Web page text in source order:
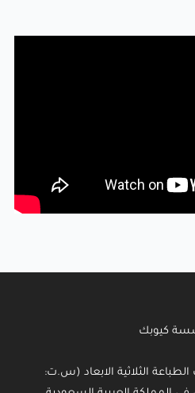
الثلاثية الابعاد (س.ت: